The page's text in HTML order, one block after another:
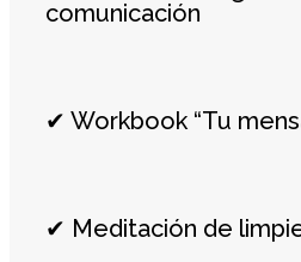
comunicación
✔ Workbook “Tu
✔ Meditación de